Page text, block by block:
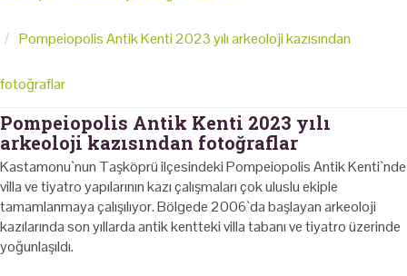
Pompeiopolis Antik Kenti 2023 yılı arkeoloji kazısından
fotoğraflar
Pompeiopolis Antik Kenti 2023 yılı
arkeoloji kazısından fotoğraflar
Kastamonu`nun Taşköprü ilçesindeki Pompeiopolis Antik Kenti`nde
villa ve tiyatro yapılarının kazı çalışmaları çok uluslu ekiple
tamamlanmaya çalışılıyor. Bölgede 2006`da başlayan arkeoloji
kazılarında son yıllarda antik kentteki villa tabanı ve tiyatro üzerinde
yoğunlaşıldı.